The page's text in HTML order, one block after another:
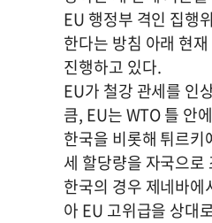
EU 행정부 격인 집행
한다는 방침 아래 현
진행하고 있다.
EU가 철강 관세를 인
큼, EU는 WTO 틀 안
한국을 비롯해 튀르
세 할당량을 자국으
한국의 경우 제네바
아 EU 고위급을 상대